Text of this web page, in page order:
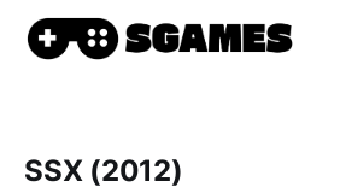
SSX (2012)